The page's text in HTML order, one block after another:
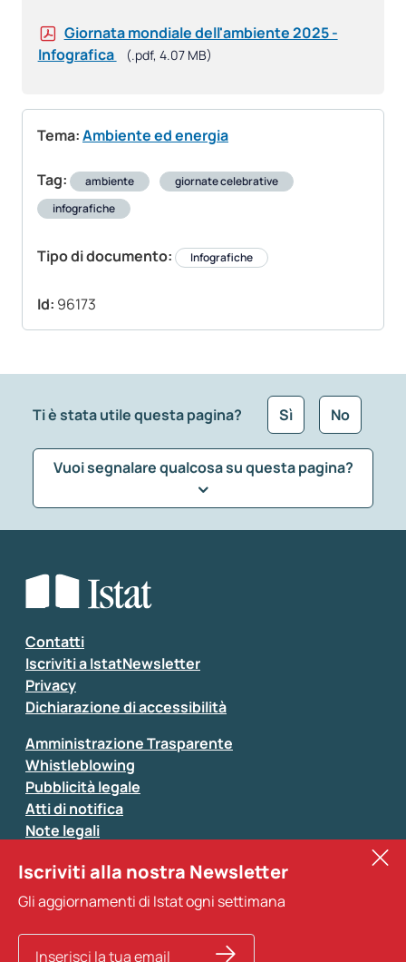
Giornata mondiale dell'ambiente 2025 -
Infografica
(.pdf, 4.07 MB)
Tema:Ambiente ed energia
Tag: ambiente
giornate celebrative
infografiche
Tipo di documento: Infografiche
Id: 96173
Ti è stata utile questa pagina? Sì No
Vuoi segnalare qualcosa su questa pagina?
Seleziona la tipologia della segnalazione
Inserisci il tuo commento
Tutti i campi sono obbligatori
Si prega di non fornire dati di natura personale (ad
esempio dati di contatto). Per ogni altra comunicazione
e per richiedere dati, pubblicazioni, file di microdati,
Contatti
Iscriviti a IstatNewsletter
Privacy
Dichiarazione di accessibilità
Amministrazione Trasparente
Whistleblowing
Pubblicità legale
Atti di notifica
Note legali
Sistan
Altri servizi
Iscriviti alla nostra Newsletter
Gli aggiornamenti di Istat ogni settimana